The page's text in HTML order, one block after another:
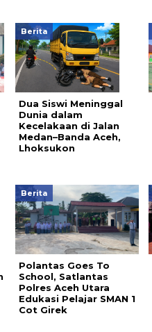
Berita
Dua Siswi Meninggal
Dunia dalam
Kecelakaan di Jalan
Medan–Banda Aceh,
Lhoksukon
Berita
Polantas Goes To
School, Satlantas
Polres Aceh Utara
Edukasi Pelajar SMAN 1
Cot Girek